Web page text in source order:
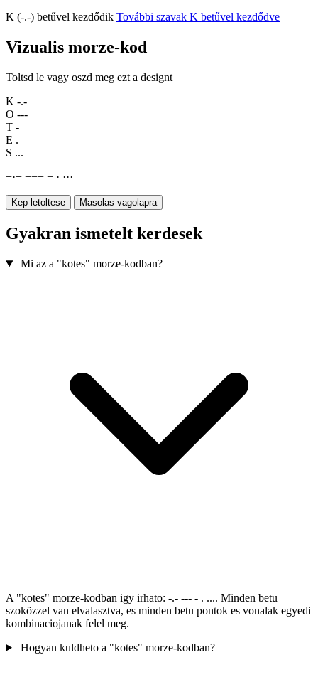
K (-.-) betűvel kezdődik További szavak K betűvel kezdődve
Vizualis morze-kod
Toltsd le vagy oszd meg ezt a designt
K -.-
O ---
T -
E .
S ...
−·− −−− − · ···
Kep letoltese Masolas vagolapra
Gyakran ismetelt kerdesek
Mi az a "kotes" morze-kodban?
A "kotes" morze-kodban igy irhato: -.- --- - . .... Minden betu
szoközzel van elvalasztva, es minden betu pontok es vonalak egyedi
kombinaciojanak felel meg.
Hogyan kuldheto a "kotes" morze-kodban?